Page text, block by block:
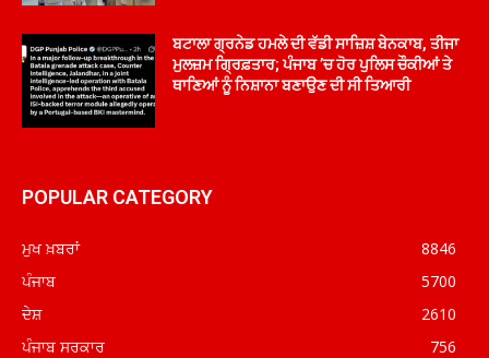
ਬਟਾਲਾ ਗ੍ਰਨੇਡ ਹਮਲੇ ਦੀ ਵੱਡੀ ਸਾਜ਼ਿਸ਼ ਬੇਨਕਾਬ, ਤੀਜਾ
ਮੁਲਜ਼ਮ ਗ੍ਰਿਫ਼ਤਾਰ; ਪੰਜਾਬ ’ਚ ਹੋਰ ਪੁਲਿਸ ਚੌਕੀਆਂ ਤੇ
ਥਾਣਿਆਂ ਨੂੰ ਨਿਸ਼ਾਨਾ ਬਣਾਉਣ ਦੀ ਸੀ ਤਿਆਰੀ
POPULAR CATEGORY
ਮੁਖ ਖ਼ਬਰਾਂ
8846
ਪੰਜਾਬ
5700
ਦੇਸ਼
2610
ਪੰਜਾਬ ਸਰਕਾਰ
756